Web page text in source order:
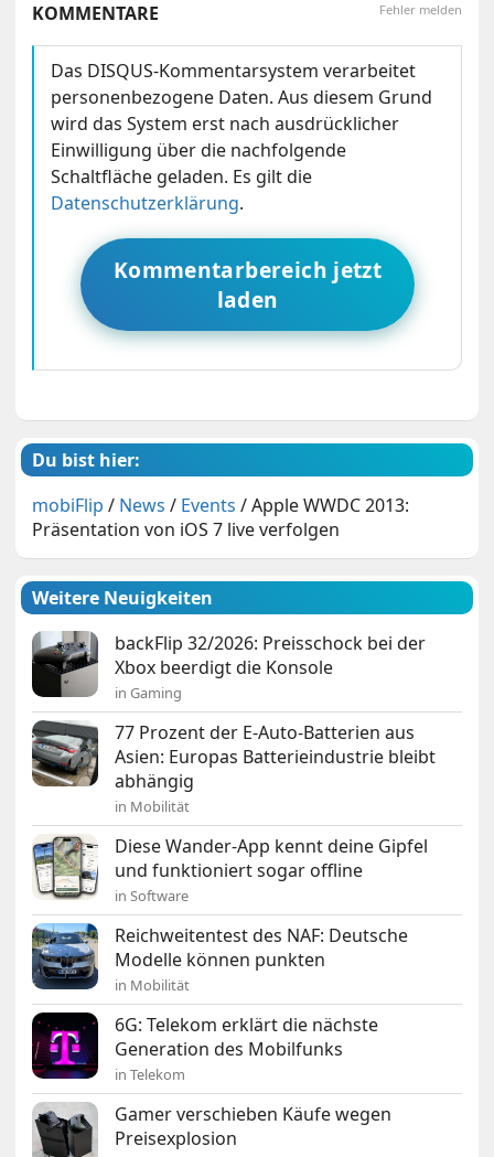
Fehler melden
KOMMENTARE
Das DISQUS-Kommentarsystem verarbeitet
personenbezogene Daten. Aus diesem Grund
wird das System erst nach ausdrücklicher
Einwilligung über die nachfolgende
Schaltfläche geladen. Es gilt die
Datenschutzerklärung.
Kommentarbereich jetzt
laden
Du bist hier:
mobiFlip / News / Events /Apple WWDC 2013:
Präsentation von iOS 7 live verfolgen
Weitere Neuigkeiten
backFlip 32/2026: Preisschock bei der
Xbox beerdigt die Konsole
in Gaming
77 Prozent der E-Auto-Batterien aus
Asien: Europas Batterieindustrie bleibt
abhängig
in Mobilität
Diese Wander-App kennt deine Gipfel
und funktioniert sogar offline
in Software
Reichweitentest des NAF: Deutsche
Modelle können punkten
in Mobilität
6G: Telekom erklärt die nächste
Generation des Mobilfunks
in Telekom
Gamer verschieben Käufe wegen
Preisexplosion